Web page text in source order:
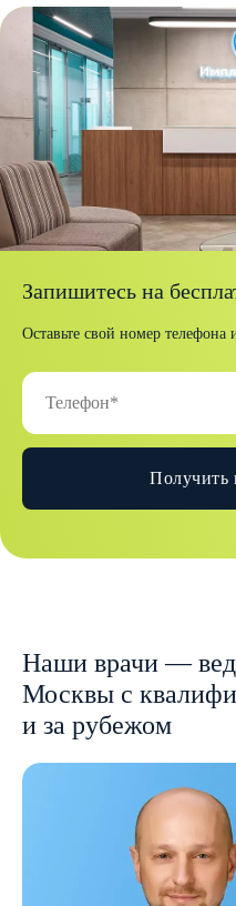
Запишитесь на
Оставьте свой номер
Получить
Наши врачи —
Москвы с
и за рубежом